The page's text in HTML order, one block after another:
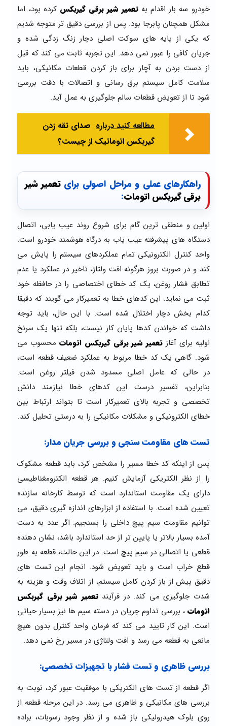
خودرو سه بار اقدام به تعمیر شیر برقی گیربکس کرده بود، اما
مشکل همچنان پابرجا بود. پس از بررسی دقیق تر متوجه شدیم
که یکی از پایه های سوکت اصلی دچار زنگ زدگی شده و
جریان کافی را عبور نمی دهد. این تجربه ثابت می کند که قبل
از دست بردن به آچار برای باز کردن قطعات مکانیکی، باید
سلامت کامل سیستم برق رسانی و اتصالات با دقت بررسی
شود تا از تعویض قطعات سالم جلوگیری به عمل آید.
مطالعه کنید درباره‌ صدای تقه زدن
گیربکس اتوماتیک از چیست؟
راهکارهای عملی و مراحل اصولی برایتعمیر شیر
برقی گیربکس اتومات:
اولین و منطقی ترین گام برای شروع روند عیب یابی، اتصال
دستگاه های پیشرفته عیب یاب به درگاه هوشمند خودرو است.
واحد کنترل الکترونیکی تمام عملکردهای سیستم را پایش می
کند و در صورت بروز هرگونه افت ولتاژ، تاخیر در عملکرد یا عدم
تطابق فشار روغن، یک کد خطای اختصاصی را در حافظه خود
ثبت می نماید. این کدهای خطا به تعمیرکار می گویند که دقیقا
کدام بخش دچار اختلال شده است. با این حال، باید توجه
داشت که خواندن کدها پایان کار نیست، بلکه تنها یک سرنخ
اولیه برای آغاز تعمیر شیر برقی گیربکس اتوماتمحسوب می
شود. گاهی یک کد خطا مربوط به عملکرد ضعیف قطعه است،
در حالی که عامل اصلی مسدود شدن فیلتر روغن است.
بنابراین، تفسیر درست این کدهای خطا نیازمند دانش
تخصصی و تجربه بالای تعمیرکار است تا بتواند ارتباط بین
خطای الکترونیکی و مشکلات مکانیکی را به درستی تحلیل کند.
تست های مقاومت سنجی و بررسی جریان مدار:
پس از اینکه کد خطا مسیر را مشخص کرد، باید قطعه مشکوک
را از نظر الکتریکی آزمایش کنیم. هر قطعه الکترومغناطیسی
دارای یک مقاومت استاندارد است که توسط کارخانه سازنده
تعیین شده است. با استفاده از ابزارهای اندازه گیری دقیق، می
توانیم مقاومت سیم پیچ داخلی را بسنجیم. اگر عدد به دست
آمده بسیار بالاتر یا پایین تر از حد استاندارد باشد، نشان دهنده
قطعی یا اتصالی در سیم پیچ است. در این حالت، قطعه به طور
قطع خراب است و باید تعویض شود. انجام این تست های
دقیق پیش از باز کردن کامل سیستم، از اتلاف وقت و هزینه به
شدت جلوگیری می کند. در فرآیندتعمیر شیر برقی گیربکس
اتومات ، بررسی تداوم جریان در دسته سیم ها نیز بسیار حیاتی
است. این کار تایید می کند که فرمان واحد کنترل بدون هیچ
مانعی به قطعه می رسد و افت ولتاژی در مسیر رخ نمی دهد.
بررسی ظاهری و تست فشار با تجهیزات تخصصی:
اگر قطعه از تست های الکتریکی با موفقیت عبور کرد، نوبت به
بررسی های مکانیکی و ظاهری می رسد. در این مرحله قطعه از
روی بلوک هیدرولیکی باز شده و از نظر وجود رسوبات، براده